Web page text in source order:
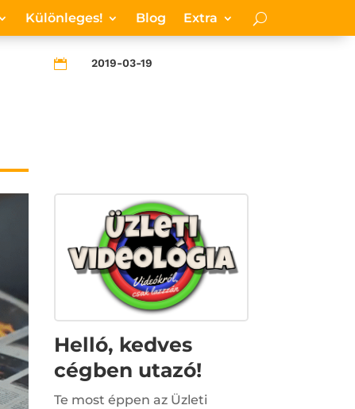
Különleges! Blog Extra
 2019-03-19
Helló, kedves
cégben utazó!
Te most éppen az Üzleti